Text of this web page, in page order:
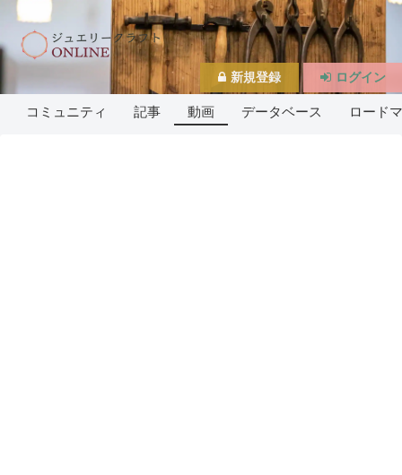
コミュニティ 記事 動画 データベース ロード
新規登録 ログイン